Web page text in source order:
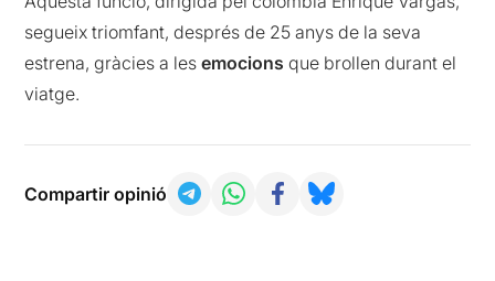
segueix triomfant, després de 25 anys de la seva
estrena, gràcies a lesemocions que brollen durant el
viatge.
Compartir opinió